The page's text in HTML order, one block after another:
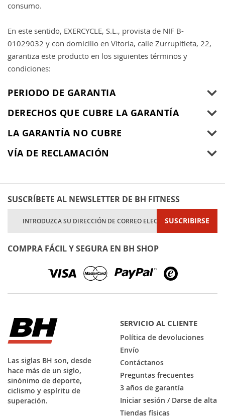
consumo.
En este sentido, EXERCYCLE, S.L., provista de NIF B-
01029032 y con domicilio en Vitoria, calle Zurrupitieta, 22,
garantiza este producto en los siguientes términos y
condiciones:
PERIODO DE GARANTIA
DERECHOS QUE CUBRE LA GARANTÍA
LA GARANTÍA NO CUBRE
VÍA DE RECLAMACIÓN
SUSCRÍBETE AL NEWSLETTER DE BH FITNESS
boletín
de
SUSCRIBIRSE
COMPRA FÁCIL Y SEGURA EN BH SHOP
Las siglas BH son, desde
hace más de un siglo,
sinónimo de deporte,
ciclismo y espíritu de
superación.
SERVICIO AL CLIENTE
Política de devoluciones
Envío
Contáctanos
Preguntas frecuentes
3 años de garantía
Iniciar sesión / Darse de alta
Tiendas físicas